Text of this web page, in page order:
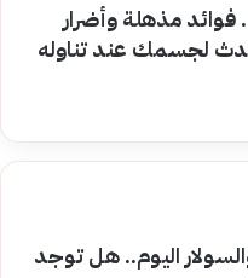
فوائد مذهلة وأضرار
لجسمك عند تناوله
اليوم.. هل توجد